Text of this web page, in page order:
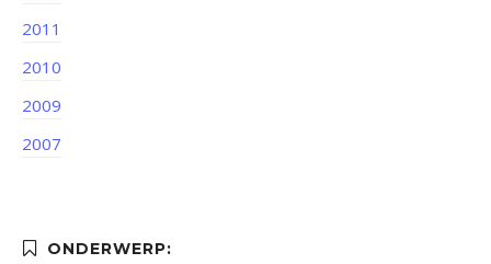
2011
2010
2009
2007